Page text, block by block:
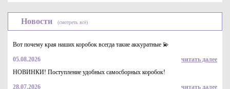
Новости (смотреть всё)
Вот почему края наших коробок всегда такие аккуратные 💫
05.08.2026
читать далее
НОВИНКИ! Поступление удобных самосборных коробок!
28.07.2026
читать далее